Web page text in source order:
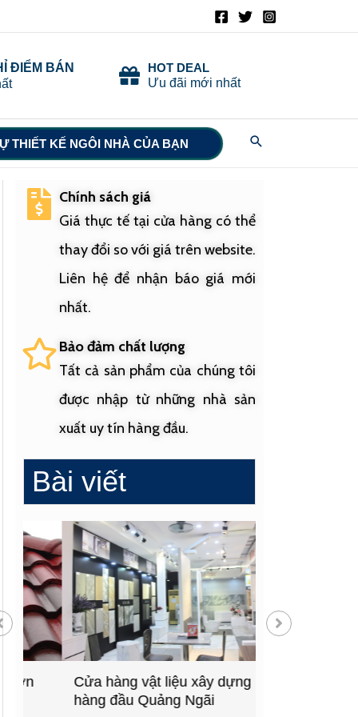
ĐIỂM BÁN
HOT DEAL
Ưu đãi mới nhất
THIẾT KẾ NGÔI NHÀ CỦA BẠN Search
Chính sách giá
Giá thực tế tại cửa hàng có thể
thay đổi so với giá trên website.
Liên hệ để nhận báo giá mới
nhất.
Bảo đảm chất lượng
Tất cả sản phẩm của chúng tôi
được nhập từ những nhà sản
xuất uy tín hàng đầu.
Bài viết
Cửa hàng vật liệu xây dựng
hàng đầu Quảng Ngãi